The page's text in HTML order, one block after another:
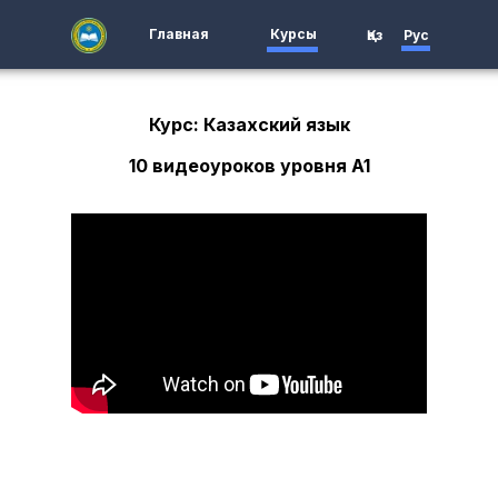
Главная Курсы Қаз Рус
Курс: Казахский язык
10 видеоуроков уровня A1